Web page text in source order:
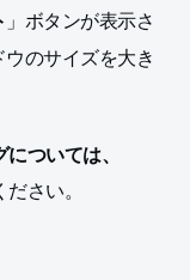
」ボタンが表示さ
のサイズを大き
ついては、
さい。